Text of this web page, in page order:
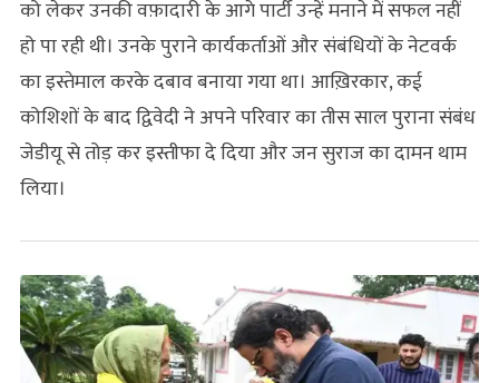
को लेकर उनकी वफ़ादारी के आगे पार्टी उन्हें मनाने में सफल नहीं
हो पा रही थी। उनके पुराने कार्यकर्ताओं और संबंधियों के नेटवर्क
का इस्तेमाल करके दबाव बनाया गया था। आख़िरकार, कई
कोशिशों के बाद द्विवेदी ने अपने परिवार का तीस साल पुराना संबंध
जेडीयू से तोड़ कर इस्तीफा दे दिया और जन सुराज का दामन थाम
लिया।